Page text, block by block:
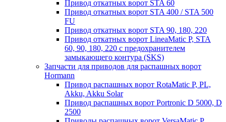
Привод откатных ворот STA 60
Привод откатных ворот STA 400 / STA 500
FU
Привод откатных ворот STA 90, 180, 220
Привод откатных ворот LineaMatic P, STA
60, 90, 180, 220 с предохранителем
замыкающего контура (SKS)
Запчасти для приводов для распашных ворот
Hormann
Привод распашных ворот RotaMatic P, PL,
Akku, Akku Solar
Привод распашных ворот Portronic D 5000, D
2500